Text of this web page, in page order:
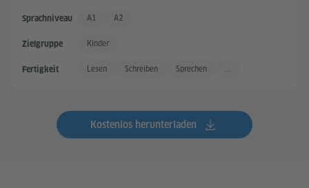
Sprachniveau Grundkenntnisse
A1 Grundkenntnisse +
A2
Zielgruppe Kinder
Fertigkeit Lesen Schreiben Sprechen ...
Kostenlos herunterladen